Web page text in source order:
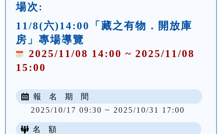
場次:
11/8(六)14:00「藏之有物．開放庫
房」專場導覽
2025/11/08 14:00 ~ 2025/11/08
15:00
報 名 期 間
2025/10/17 09:30 ~ 2025/10/31 17:00
名 額